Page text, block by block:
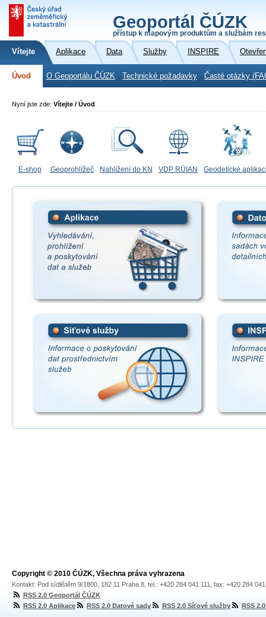
Geoportál ČÚZK
přístup k mapovým produktům a službám
Vítejte Aplikace Data Služby INSPIRE
Úvod O Geoportálu ČÚZK Technické požadavky Časté otázky
Nyní jste zde: Vítejte / Úvod
E-shop Geoprohlížeč Nahlížení do KN VDP RÚIAN Geodetické
Copyright © 2010 ČÚZK, Všechna práva vyhrazena
Kontakt: Pod sídlištěm 9/1800, 182 11 Praha 8, tel.: +420 284 041 111, fax: +420 284
RSS 2.0 Geoportál ČÚZK
RSS 2.0 Aplikace
RSS 2.0 Datové sady RSS 2.0 Síťové služby RSS